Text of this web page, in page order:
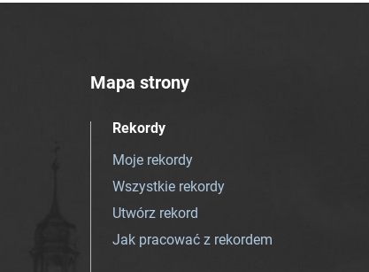
Mapa strony
Rekordy
Moje rekordy
Wszystkie rekordy
Utwórz rekord
Jak pracować z rekordem